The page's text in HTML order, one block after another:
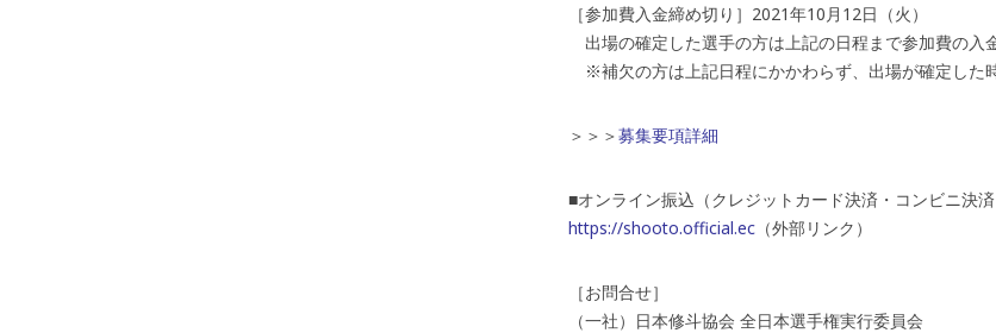
［参加費入金締め切り］2021年10月12日（火）
出場の確定した選手の方は上記の日程まで参加費の入
※補欠の方は上記日程にかかわらず、出場が確定した
＞＞＞募集要項詳細
■オンライン振込（クレジットカード決済・コンビニ決
https://shooto.official.ec （外部リンク）
［お問合せ］
（一社）日本修斗協会 全日本選手権実行委員会